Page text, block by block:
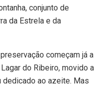
conjunto de
da Estrela e da
começam já a
do Ribeiro, movido a
dedicado ao azeite. Mas